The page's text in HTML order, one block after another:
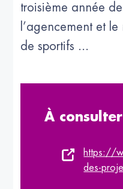
troisième année
l’agencement et
de sportifs ...
À consulter
https://
des-